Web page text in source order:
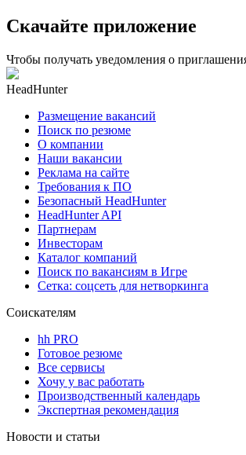
Скачайте приложение
Чтобы получать уведомления о
HeadHunter
Размещение вакансий
Поиск по резюме
О компании
Наши вакансии
Реклама на сайте
Требования к ПО
Безопасный HeadHunter
HeadHunter API
Партнерам
Инвесторам
Каталог компаний
Поиск по вакансиям в Игре
Сетка: соцсеть для нетворкинга
Соискателям
hh PRO
Готовое резюме
Все сервисы
Хочу у вас работать
Производственный календарь
Экспертная рекомендация
Новости и статьи